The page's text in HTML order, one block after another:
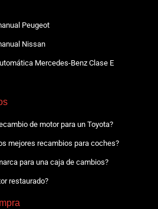
Peugeot
Nissan
Mercedes-Benz Clase E
de motor para un Toyota?
mejores recambios para coches?
para una caja de cambios?
restaurado?